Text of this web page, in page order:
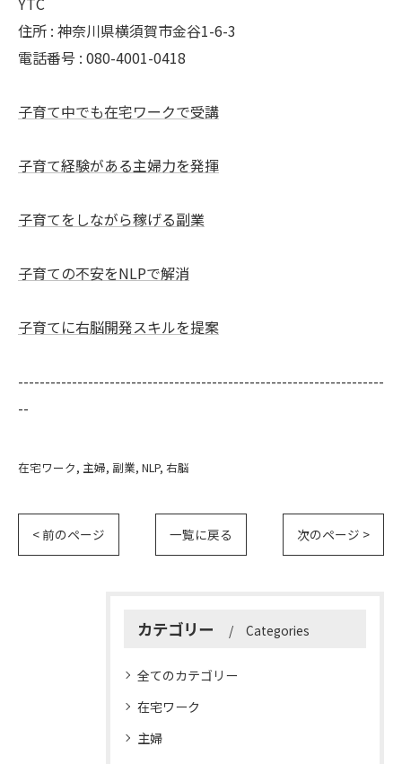
住所 : 神奈川県横須賀市金谷1-6-3
電話番号 : 080-4001-0418
子育て中でも在宅ワークで受講
子育て経験がある主婦力を発揮
子育てをしながら稼げる副業
子育ての不安をNLPで解消
子育てに右脳開発スキルを提案
--------------------------------------------------------------------
--
在宅ワーク 主婦 副業 NLP 右脳
< 前のページ 一覧に戻る 次のページ >
カテゴリー Categories
全てのカテゴリー
在宅ワーク
主婦